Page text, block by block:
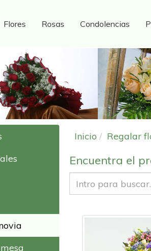
Flores Rosas Condolencias
Inicio Regalar
Encuentra el